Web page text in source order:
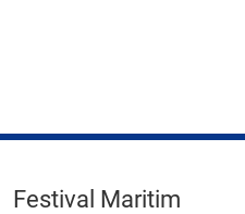
Festival Maritim